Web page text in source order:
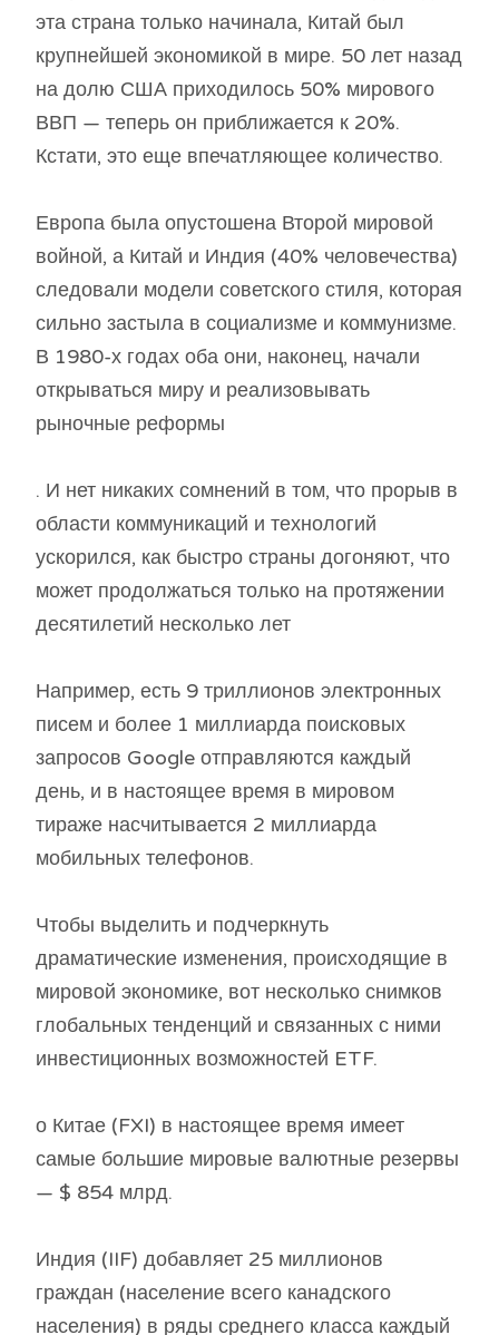
эта страна только начинала, Китай был
крупнейшей экономикой в ​​мире. 50 лет назад
на долю США приходилось 50% мирового
ВВП — теперь он приближается к 20%.
Кстати, это еще впечатляющее количество.
Европа была опустошена Второй мировой
войной, а Китай и Индия (40% человечества)
следовали модели советского стиля, которая
сильно застыла в социализме и коммунизме.
В 1980-х годах оба они, наконец, начали
открываться миру и реализовывать
рыночные реформы
. И нет никаких сомнений в том, что прорыв в
области коммуникаций и технологий
ускорился, как быстро страны догоняют, что
может продолжаться только на протяжении
десятилетий несколько лет
Например, есть 9 триллионов электронных
писем и более 1 миллиарда поисковых
запросов Google отправляются каждый
день, и в настоящее время в мировом
тираже насчитывается 2 миллиарда
мобильных телефонов.
Чтобы выделить и подчеркнуть
драматические изменения, происходящие в
мировой экономике, вот несколько снимков
глобальных тенденций и связанных с ними
инвестиционных возможностей ETF.
о Китае (FXI) в настоящее время имеет
самые большие мировые валютные резервы
— $ 854 млрд.
Индия (IIF) добавляет 25 миллионов
граждан (население всего канадского
населения) в ряды среднего класса каждый